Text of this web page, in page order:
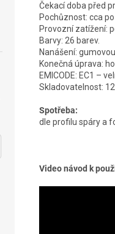
Čekací doba před
Pochůznost: cca
Provozní zatížení:
Barvy: 26 barev.
Nanášení:
Konečná úprava:
EMICODE: EC1 –
Skladovatelnost:
Spotřeba:
dle profilu spáry a
Video návod k